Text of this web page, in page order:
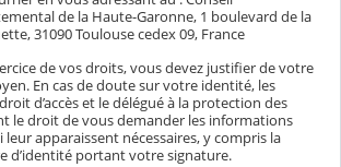
de la Haute-Garonne, 1 boulevard de la
31090 Toulouse cedex 09, France
de vos droits, vous devez justifier de votre
En cas de doute sur votre identité, les
d’accès et le délégué à la protection des
le droit de vous demander les informations
apparaissent nécessaires, y compris la
d’identité portant votre signature.